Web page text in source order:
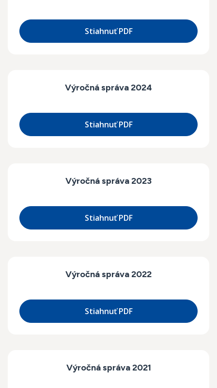
Stiahnuť PDF
Výročná správa 2024
Stiahnuť PDF
Výročná správa 2023
Stiahnuť PDF
Výročná správa 2022
Stiahnuť PDF
Výročná správa 2021